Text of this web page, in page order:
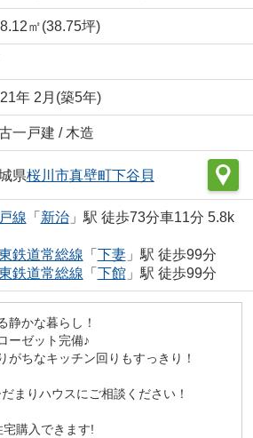
㎡(38.75坪)
年 2月(築5年)
一戸建 / 木造
県桜川市真壁町下谷貝
線 「 新治」駅 徒歩73分車11分 5.8k
鉄道常総線 「 下妻」駅 徒歩99分
鉄道常総線 「 下館」駅 徒歩99分
静かな暮らし！
ーゼット完備♪
がちなキッチン回りもすっきり！
まりハウスにご相談ください！
購入できます!